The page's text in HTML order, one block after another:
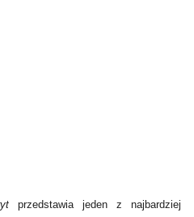
przedstawia jeden z najbardziej